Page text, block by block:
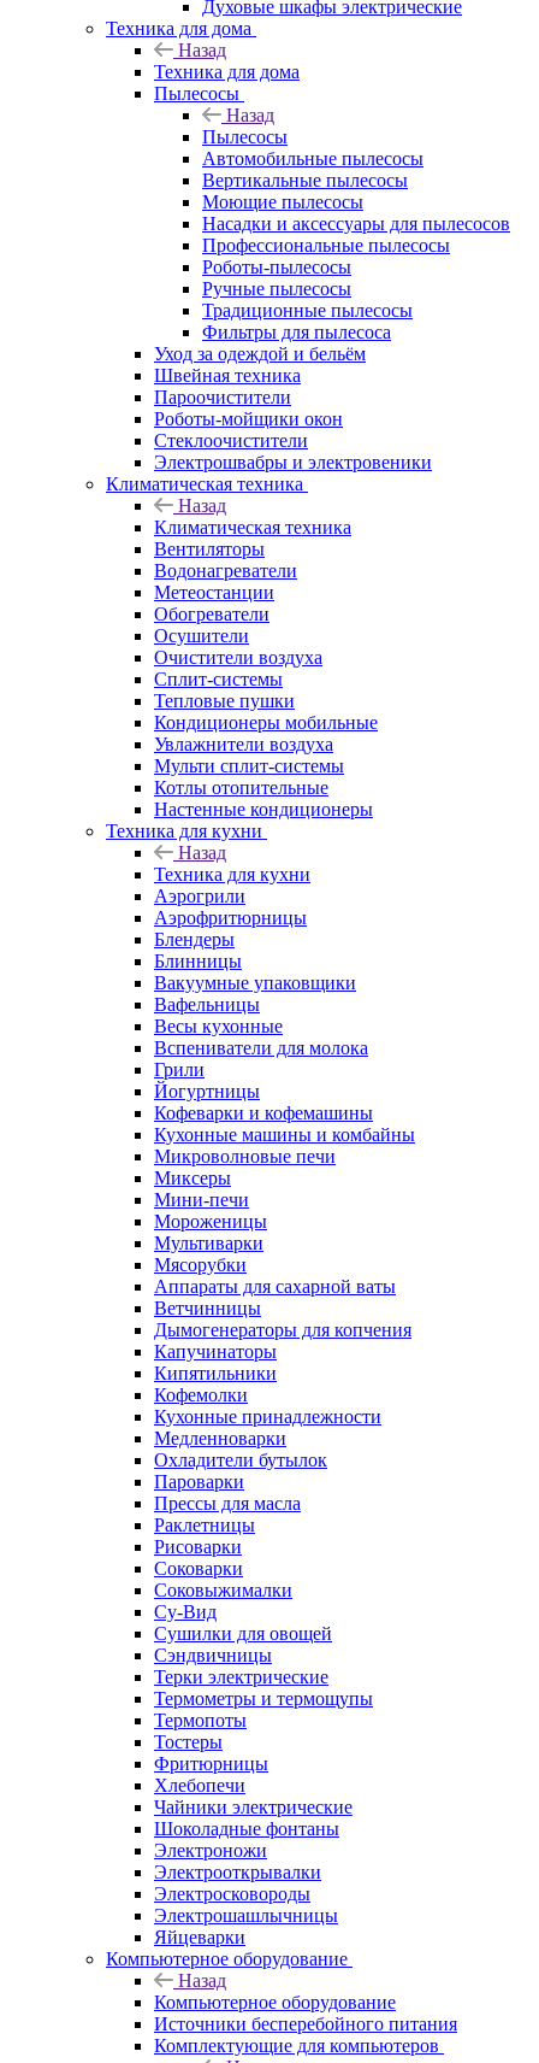
Духовые шкафы электрические
Техника для дома
Назад
Техника для дома
Пылесосы
Назад
Пылесосы
Автомобильные пылесосы
Вертикальные пылесосы
Моющие пылесосы
Насадки и аксессуары для пылесосов
Профессиональные пылесосы
Роботы-пылесосы
Ручные пылесосы
Традиционные пылесосы
Фильтры для пылесоса
Уход за одеждой и бельём
Швейная техника
Пароочистители
Роботы-мойщики окон
Стеклоочистители
Электрошвабры и электровеники
Климатическая техника
Назад
Климатическая техника
Вентиляторы
Водонагреватели
Метеостанции
Обогреватели
Осушители
Очистители воздуха
Сплит-системы
Тепловые пушки
Кондиционеры мобильные
Увлажнители воздуха
Мульти сплит-системы
Котлы отопительные
Настенные кондиционеры
Техника для кухни
Назад
Техника для кухни
Аэрогрили
Аэрофритюрницы
Блендеры
Блинницы
Вакуумные упаковщики
Вафельницы
Весы кухонные
Вспениватели для молока
Грили
Йогуртницы
Кофеварки и кофемашины
Кухонные машины и комбайны
Микроволновые печи
Миксеры
Мини-печи
Мороженицы
Мультиварки
Мясорубки
Аппараты для сахарной ваты
Ветчинницы
Дымогенераторы для копчения
Капучинаторы
Кипятильники
Кофемолки
Кухонные принадлежности
Медленноварки
Охладители бутылок
Пароварки
Прессы для масла
Раклетницы
Рисоварки
Соковарки
Соковыжималки
Су-Вид
Сушилки для овощей
Сэндвичницы
Терки электрические
Термометры и термощупы
Термопоты
Тостеры
Фритюрницы
Хлебопечи
Чайники электрические
Шоколадные фонтаны
Электроножи
Электрооткрывалки
Электросковороды
Электрошашлычницы
Яйцеварки
Компьютерное оборудование
Назад
Компьютерное оборудование
Источники бесперебойного питания
Комплектующие для компьютеров